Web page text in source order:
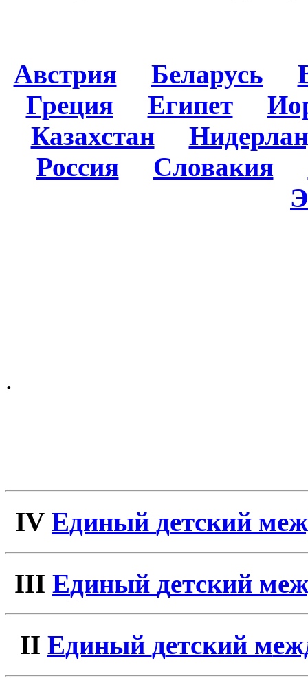
Австрия Беларусь
Греция
Египет
Казахстан
Россия
Словакия
.
IV Единый детский м
III Единый детский м
II Единый детский м